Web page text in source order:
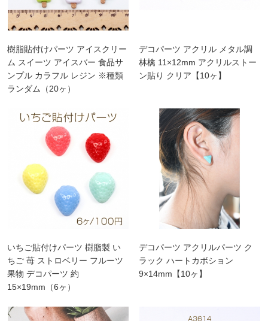
樹脂貼付けパーツ アイスクリー
ム スイーツ アイスバー 食品サ
ンプル カラフル レジン ※種類
ランダム（20ヶ）
デコパーツ アクリル メタル調
林檎 11×12mm アクリルストー
ン貼り クリア【10ヶ】
いちご貼付けパーツ 樹脂製 い
ちご 苺 ストロベリー フルーツ
果物 デコパーツ 約
15×19mm（6ヶ）
デコパーツ アクリルパーツ ク
ラック ハートカボション
9×14mm【10ヶ】